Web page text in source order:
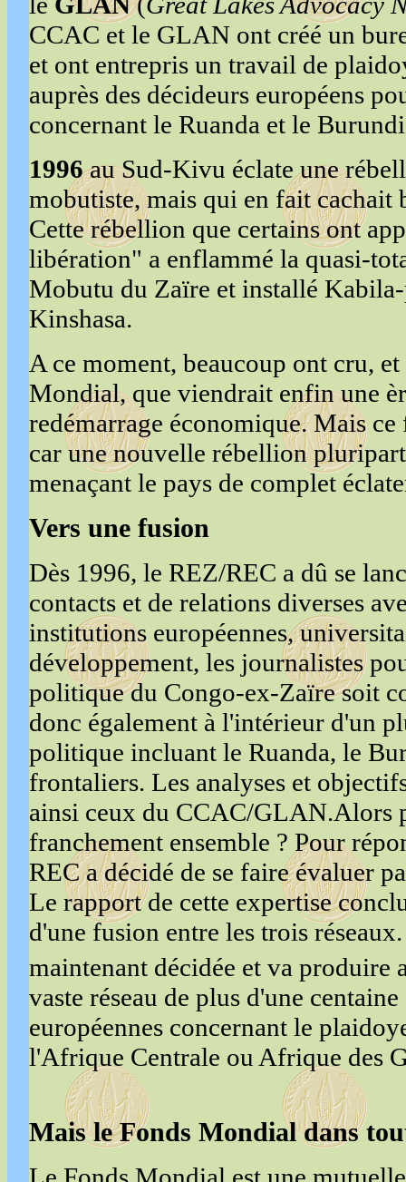
CCAC et le GLAN ont créé un
et ont entrepris un travail de
auprès des décideurs européens
concernant le Ruanda et le
1996au Sud-Kivu éclate une
mobutiste, mais qui en fait cachait
Cette rébellion que certains ont
libération" a enflammé la quasi-
Mobutu du Zaïre et installé
Kinshasa.
A ce moment, beaucoup ont cru,
Mondial, que viendrait enfin une
redémarrage économique. Mais
car une nouvelle rébellion
menaçant le pays de complet
Vers une fusion
Dès 1996, le REZ/REC a dû se
contacts et de relations diverses
institutions européennes,
développement, les journalistes
politique du Congo-ex-Zaïre soit
donc également à l'intérieur d'un
politique incluant le Ruanda, le
frontaliers. Les analyses et
ainsi ceux du CCAC/GLAN.Alors
franchement ensemble ? Pour
REC a décidé de se faire évaluer
Le rapport de cette expertise
d'une fusion entre les trois
maintenant décidée et va produire
vaste réseau de plus d'une
européennes concernant le
l'Afrique Centrale ou Afrique des
Mais le Fonds Mondial dans